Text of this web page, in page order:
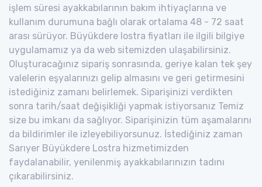
işlem süresi ayakkabılarının bakım ihtiyaçlarına ve
kullanım durumuna bağlı olarak ortalama 48 - 72 saat
arası sürüyor. Büyükdere lostra fiyatları ile ilgili bilgiye
uygulamamız ya da web sitemizden ulaşabilirsiniz.
Oluşturacağınız sipariş sonrasında, geriye kalan tek şey
valelerin eşyalarınızı gelip almasını ve geri getirmesini
istediğiniz zamanı belirlemek. Siparişinizi verdikten
sonra tarih/saat değişikliği yapmak istiyorsanız Temiz
size bu imkanı da sağlıyor. Siparişinizin tüm aşamalarını
da bildirimler ile izleyebiliyorsunuz. İstediğiniz zaman
Sarıyer Büyükdere Lostra hizmetimizden
faydalanabilir, yenilenmiş ayakkabılarınızın tadını
çıkarabilirsiniz.